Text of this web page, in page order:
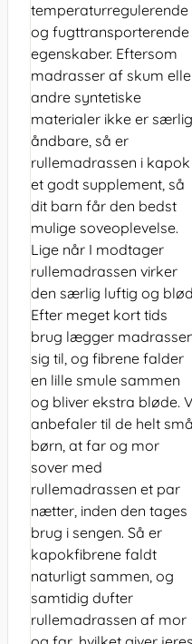
temperaturregulerende
og fugttransporterende
egenskaber. Eftersom
madrasser af skum
andre syntetiske
materialer ikke er
åndbare, så er
rullemadrassen i kapok
et godt supplement, så
dit barn får den bedst
mulige soveoplevelse.
Lige når I modtager
rullemadrassen virker
den særlig luftig og
Efter meget kort tids
brug lægger
sig til, og fibrene falder
en lille smule sammen
og bliver ekstra bløde.
anbefaler til de helt små
børn, at far og mor
sover med
rullemadrassen et par
nætter, inden den tages
brug i sengen. Så er
kapokfibrene faldt
naturligt sammen, og
samtidig dufter
rullemadrassen af mor